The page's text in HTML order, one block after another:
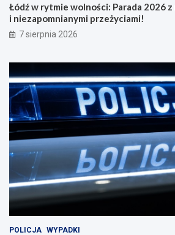
Łódź w rytmie wolności: Parada 2026
i niezapomnianymi przeżyciami!
7 sierpnia 2026
POLICJA WYPADKI